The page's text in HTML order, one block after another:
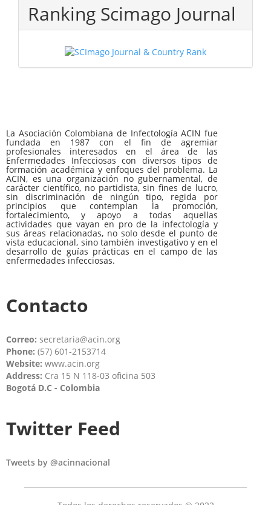
Ranking Scimago Journal
La Asociación Colombiana de Infectología ACIN fue
fundada en 1987 con el fin de agremiar
profesionales interesados en el área de las
Enfermedades Infecciosas con diversos tipos de
formación académica y enfoques del problema. La
ACIN, es una organización no gubernamental, de
carácter científico, no partidista, sin fines de lucro,
sin discriminación de ningún tipo, regida por
principios que contemplan la promoción,
fortalecimiento, y apoyo a todas aquellas
actividades que vayan en pro de la infectología y
sus áreas relacionadas, no solo desde el punto de
vista educacional, sino también investigativo y en el
desarrollo de guías prácticas en el campo de las
enfermedades infecciosas.
Contacto
Correo: secretaria@acin.org
Phone: (57) 601-2153714
Website: www.acin.org
Address: Cra 15 N 118-03 oficina 503
Bogotá D.C - Colombia
Twitter Feed
Tweets by @acinnacional